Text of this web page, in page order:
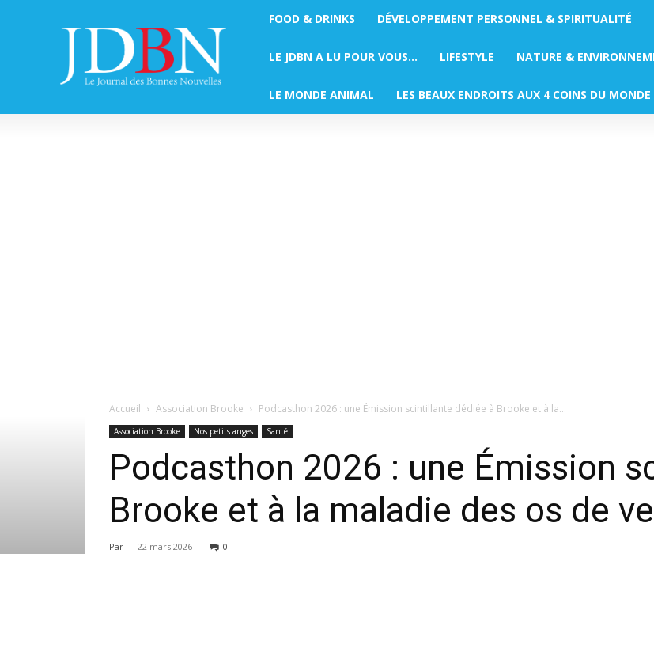
FOOD & DRINKS DÉVELOPPEMENT PERSONNEL & SPIRITUALITÉ
LE JDBN A LU POUR VOUS… LIFESTYLE NATURE &
LE MONDE ANIMAL LES BEAUX ENDROITS AUX 4 COINS DU MONDE
Accueil Association Brooke Podcasthon 2026 : une Émission scintillante dédiée à Brooke et à la...
Association Brooke Nos petits anges Santé
Podcasthon 2026 : une Émission
Brooke et à la maladie des os de
Par - 22 mars 2026 0